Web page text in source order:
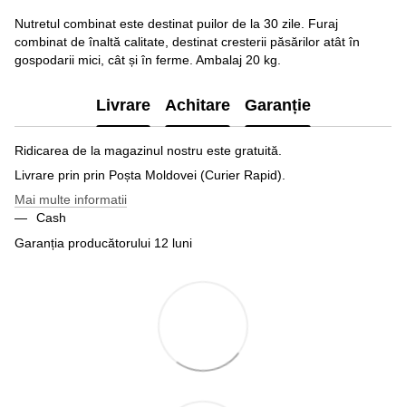
Nutretul combinat este destinat puilor de la 30 zile. Furaj
combinat de înaltă calitate, destinat cresterii păsărilor atât în
gospodarii mici, cât și în ferme. Ambalaj 20 kg.
Livrare Achitare Garanție
Ridicarea de la magazinul nostru este gratuită.
Livrare prin prin Poșta Moldovei (Curier Rapid).
Mai multe informatii
Cash
Garanția producătorului 12 luni